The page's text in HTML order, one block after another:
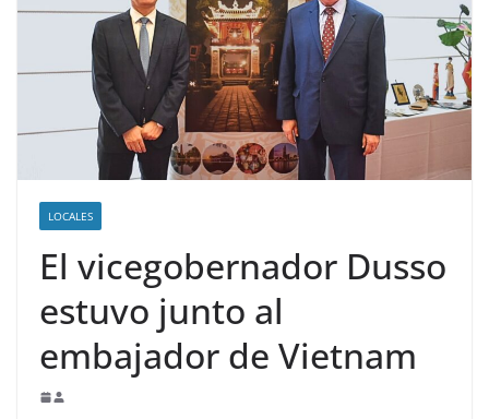
LOCALES
El vicegobernador Dusso
estuvo junto al
embajador de Vietnam